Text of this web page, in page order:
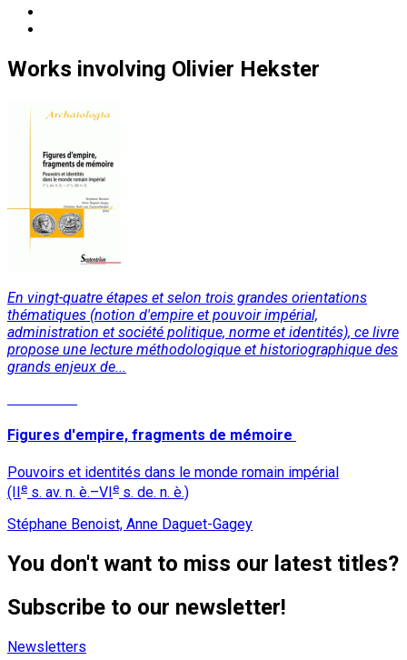
Works involving Olivier Hekster
En vingt-quatre étapes et selon trois grandes orientations
thématiques (notion d'empire et pouvoir impérial,
administration et société politique, norme et identités), ce livre
propose une lecture méthodologique et historiographique des
grands enjeux de...
Figures d'empire, fragments de mémoire
Pouvoirs et identités dans le monde romain impérial
(IIe s. av. n. è.–VIe s. de. n. è.)
Stéphane Benoist, Anne Daguet-Gagey
You don't want to miss our latest titles?
Subscribe to our newsletter!
Newsletters